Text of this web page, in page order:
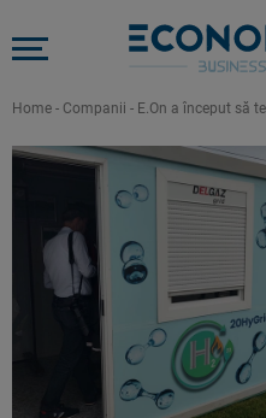
Home - Companii - E.On a început să